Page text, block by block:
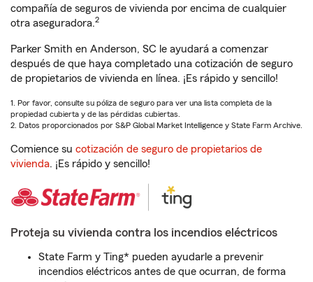
compañía de seguros de vivienda por encima de cualquier
otra aseguradora.2
Parker Smith en Anderson, SC le ayudará a comenzar
después de que haya completado una cotización de seguro
de propietarios de vivienda en línea. ¡Es rápido y sencillo!
1. Por favor, consulte su póliza de seguro para ver una lista completa de la
propiedad cubierta y de las pérdidas cubiertas.
2. Datos proporcionados por S&P Global Market Intelligence y State Farm Archive.
Comience su cotización de seguro de propietarios de
vivienda. ¡Es rápido y sencillo!
Proteja su vivienda contra los incendios eléctricos
State Farm y Ting* pueden ayudarle a prevenir
incendios eléctricos antes de que ocurran, de forma